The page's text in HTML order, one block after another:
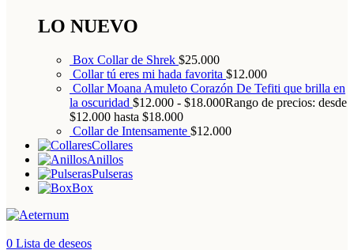
LO NUEVO
Box Collar de Shrek $25.000
Collar tú eres mi hada favorita $12.000
Collar Moana Amuleto Corazón De Tefiti que brilla en
la oscuridad $12.000 - $18.000Rango de precios: desde
$12.000 hasta $18.000
Collar de Intensamente $12.000
Collares
Anillos
Pulseras
Box
0 Lista de deseos